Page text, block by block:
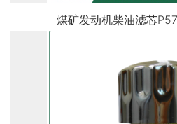
煤矿发动机柴油滤芯